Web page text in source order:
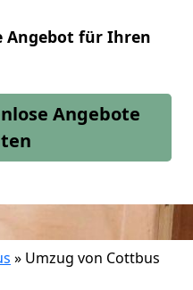
Angebot für Ihren
Angebote
» Umzug von Cottbus